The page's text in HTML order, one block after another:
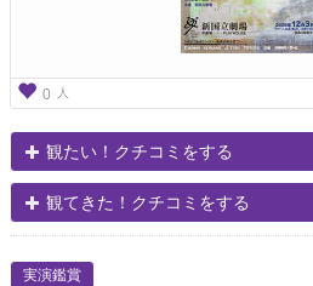
0 人
観たい！クチコミをする
観てきた！クチコミをする
実演鑑賞